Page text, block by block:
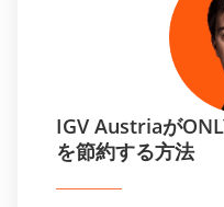
IGV Austriaが
を節約する方法